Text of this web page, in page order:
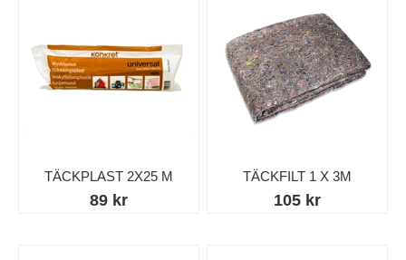
TÄCKPLAST 2X25 M
89 kr
TÄCKFILT 1 X 3M
105 kr